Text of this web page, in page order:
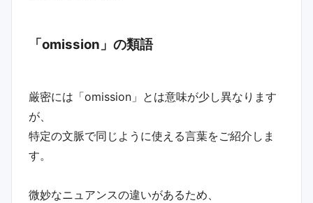
「omission」の類語
厳密には「omission」とは意味が少し異なります
が、
特定の文脈で同じように使える言葉をご紹介しま
す。
微妙なニュアンスの違いがあるため、